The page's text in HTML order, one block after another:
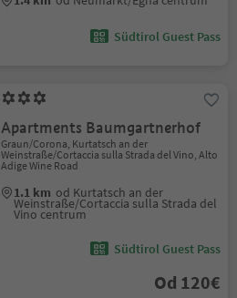
Südtirol Guest Pass
Apartments Baumgartnerhof
Graun/Corona, Kurtatsch an der
Weinstraße/Cortaccia sulla Strada del Vino, Alto
Adige Wine Road
1.1 km od Kurtatsch an der
Weinstraße/Cortaccia sulla Strada del
Vino centrum
Südtirol Guest Pass
Od 120€